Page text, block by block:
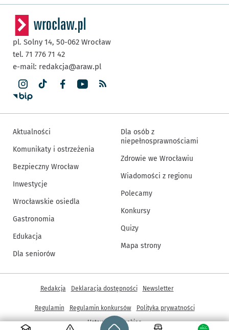
Strona główna - wroclaw.pl
pl. Solny 14, 50-062 Wrocław
tel. 71 776 71 42
e-mail: redakcja@araw.pl
Aktualności
Komunikaty i ostrzeżenia
Bezpieczny Wrocław
Inwestycje
Wrocławskie osiedla
Gastronomia
Edukacja
Dla seniorów
Dla osób z
niepełnosprawnościami
Zdrowie we Wrocławiu
Wiadomości z regionu
Polecamy
Konkursy
Quizy
Mapa strony
Inne informacje
Redakcja Deklaracja dostępności Newsletter
Regulamin Regulamin konkursów
Polityka prywatności
Ustawienia cookies